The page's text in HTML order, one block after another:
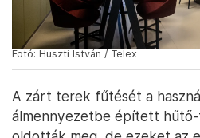
Fotó: Huszti István / Telex
A zárt terek fűtését a
álmennyezetbe épített